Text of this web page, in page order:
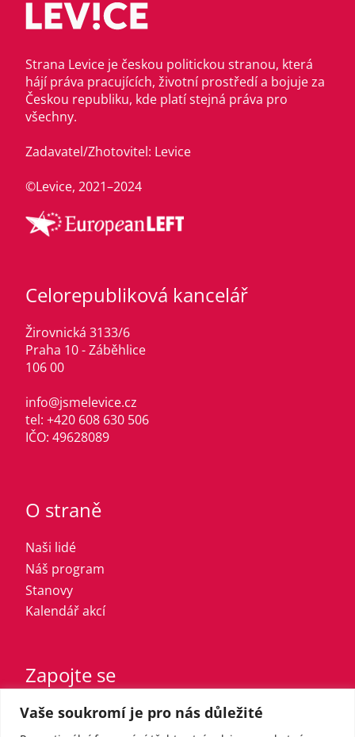
Vaše soukromí je pro nás důležité
Strana Levice je českou politickou stranou, která
hájí práva pracujících, životní prostředí a bojuje za
Českou republiku, kde platí stejná práva pro
všechny.
Zadavatel/Zhotovitel: Levice
©Levice, 2021–2024
Celorepubliková kancelář
Žirovnická 3133/6
Praha 10 - Záběhlice
106 00
info@jsmelevice.cz
tel: +420 608 630 506
IČO: 49628089
O straně
Naši lidé
Náš program
Stanovy
Kalendář akcí
Zapojte se
Vstupte do strany